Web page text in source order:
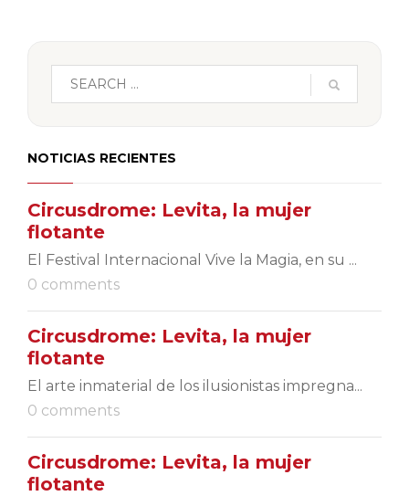
NOTICIAS RECIENTES
Circusdrome: Levita, la mujer
flotante
El Festival Internacional Vive la Magia, en su ...
0 comments
Circusdrome: Levita, la mujer
flotante
El arte inmaterial de los ilusionistas impregna...
0 comments
Circusdrome: Levita, la mujer
flotante